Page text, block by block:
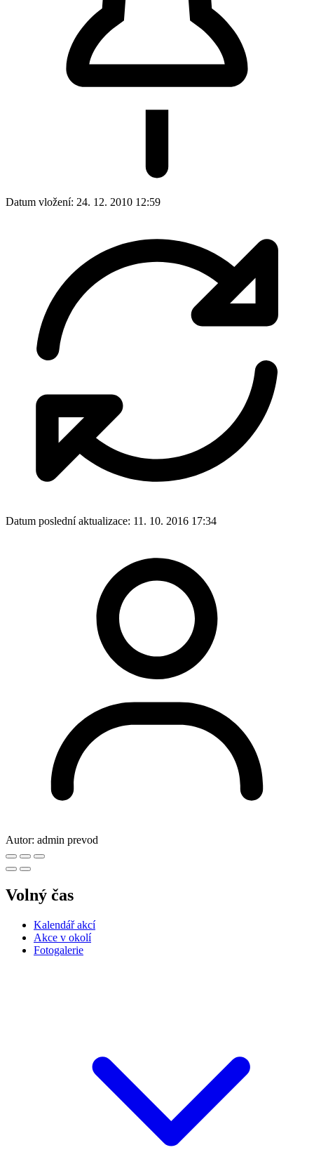
Datum vložení: 24. 12. 2010 12:59
Datum poslední aktualizace: 11. 10. 2016 17:34
Autor: admin prevod
Volný čas
Kalendář akcí
Akce v okolí
Fotogalerie